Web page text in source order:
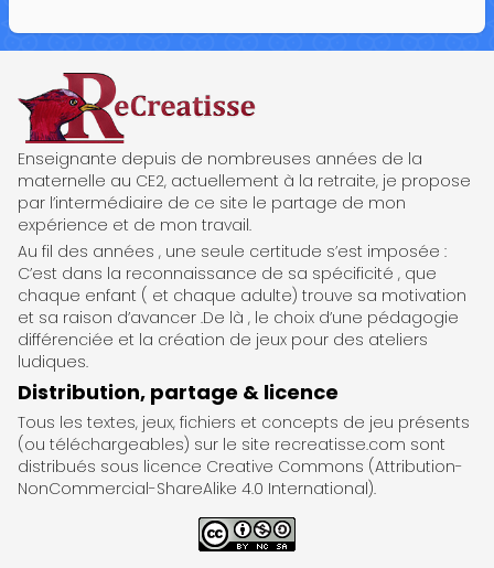
ReCreatisse
Enseignante depuis de nombreuses années de la
maternelle au CE2, actuellement à la retraite, je propose
par l’intermédiaire de ce site le partage de mon
expérience et de mon travail.
Au fil des années , une seule certitude s’est imposée :
C’est dans la reconnaissance de sa spécificité , que
chaque enfant ( et chaque adulte) trouve sa motivation
et sa raison d’avancer .De là , le choix d’une pédagogie
différenciée et la création de jeux pour des ateliers
ludiques.
Distribution, partage & licence
Tous les textes, jeux, fichiers et concepts de jeu présents
(ou téléchargeables) sur le site recreatisse.com sont
distribués sous licence Creative Commons (Attribution-
NonCommercial-ShareAlike 4.0 International).